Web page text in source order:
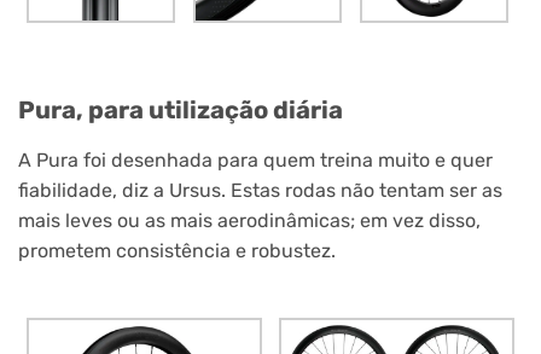
Pura, para utilização diária
A Pura foi desenhada para quem treina muito e quer
fiabilidade, diz a Ursus. Estas rodas não tentam ser as
mais leves ou as mais aerodinâmicas; em vez disso,
prometem consistência e robustez.